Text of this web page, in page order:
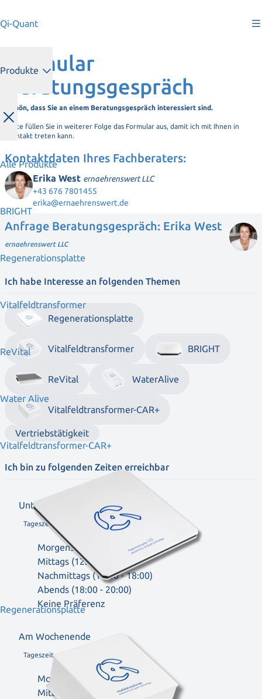
Qi-Quant
Produkte
Alle Produkte
BRIGHT
Regenerationsplatte
Vitalfeldtransformer
ReVital
Water Alive
Vitalfeldtransformer-CAR+
Regenerationsplatte
Formular
Beratungsgespräch
Schön, dass Sie an einem Beratungsgespräch interessiert sind.
Bitte füllen Sie in weiterer Folge das Formular aus, damit ich mit Ihnen in
Kontakt treten kann.
Kontaktdaten Ihres Fachberaters:
Erika West ernaehrenswert LLC
+43 676 7801455
erika@ernaehrenswert.de
Anfrage Beratungsgespräch: Erika West
ernaehrenswert LLC
Ich habe Interesse an folgenden Themen
Regenerationsplatte
Vitalfeldtransformer BRIGHT
ReVital WaterAlive
Vitalfeldtransformer-CAR+
Vertriebstätigkeit
Ich bin zu folgenden Zeiten erreichbar
Unter der Woche
Tageszeit
Morgens (08:00 - 12:00)
Mittags (12:00 - 14:00)
Nachmittags (14:00 - 18:00)
Abends (18:00 - 20:00)
Keine Präferenz
Am Wochenende
Tageszeit
Morgens (08:00 - 12:00)
Mittags (12:00 - 14:00)